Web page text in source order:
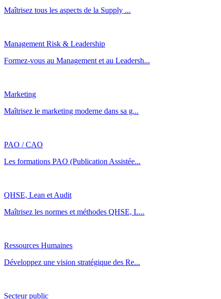
Maîtrisez tous les aspects de la Supply ...
Management Risk & Leadership
Formez-vous au Management et au Leadersh...
Marketing
Maîtrisez le marketing moderne dans sa g...
PAO / CAO
Les formations PAO (Publication Assistée...
QHSE, Lean et Audit
Maîtrisez les normes et méthodes QHSE, L...
Ressources Humaines
Développez une vision stratégique des Re...
Secteur public